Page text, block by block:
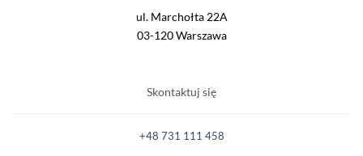
ul. Marchołta 22A
03-120 Warszawa
Skontaktuj się
+48 731 111 458